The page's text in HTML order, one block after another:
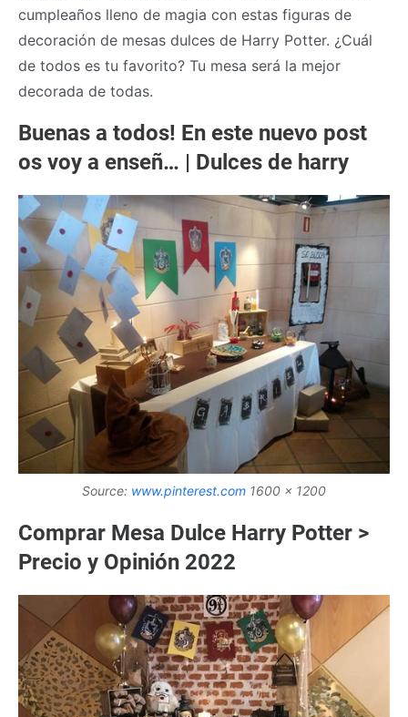
cumpleaños lleno de magia con estas figuras de
decoración de mesas dulces de Harry Potter. ¿Cuál
de todos es tu favorito? Tu mesa será la mejor
decorada de todas.
Buenas a todos! En este nuevo post
os voy a enseñ… | Dulces de harry
Source: www.pinterest.com 1600 x 1200
Comprar Mesa Dulce Harry Potter >
Precio y Opinión 2022